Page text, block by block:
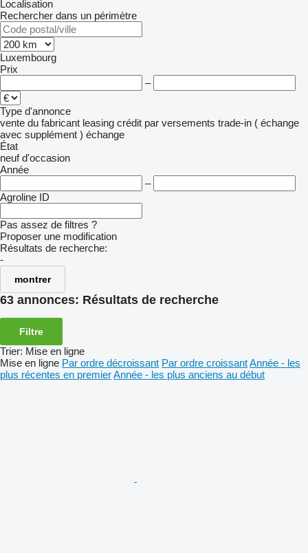
Localisation
Rechercher dans un périmètre
Luxembourg
Prix
–
Type d'annonce
vente du fabricant leasing crédit par versements trade-in ( échange
avec supplément ) échange
État
neuf d'occasion
Année
–
Agroline ID
Pas assez de filtres ?
Proposer une modification
Résultats de recherche:
-
montrer
63 annonces: Résultats de recherche
Filtre
Trier: Mise en ligne
Mise en ligne Par ordre décroissant Par ordre croissantAnnée - les
plus récentes en premierAnnée - les plus anciens au début